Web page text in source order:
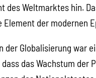
des Weltmarktes hin.
der modernen
der Globalisierung war
das Wachstum der